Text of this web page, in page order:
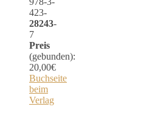
423-
28243-
7
Preis
(gebunden):
20,00€
Buchseite
beim
Verlag